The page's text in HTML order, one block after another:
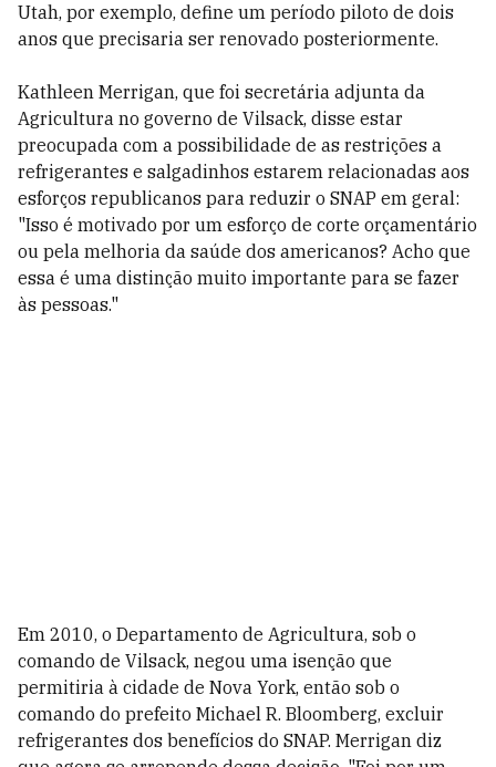
Utah, por exemplo, define um período piloto de dois
anos que precisaria ser renovado posteriormente.
Kathleen Merrigan, que foi secretária adjunta da
Agricultura no governo de Vilsack, disse estar
preocupada com a possibilidade de as restrições a
refrigerantes e salgadinhos estarem relacionadas aos
esforços republicanos para reduzir o SNAP em geral:
"Isso é motivado por um esforço de corte orçamentário
ou pela melhoria da saúde dos americanos? Acho que
essa é uma distinção muito importante para se fazer
às pessoas."
Em 2010, o Departamento de Agricultura, sob o
comando de Vilsack, negou uma isenção que
permitiria à cidade de Nova York, então sob o
comando do prefeito Michael R. Bloomberg, excluir
refrigerantes dos benefícios do SNAP. Merrigan diz